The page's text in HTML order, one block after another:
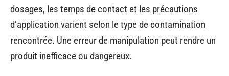
dosages, les temps de contact et les précautions
d’application varient selon le type de contamination
rencontrée. Une erreur de manipulation peut rendre un
produit inefficace ou dangereux.